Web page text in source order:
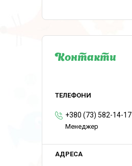
Контакти
+380 (73) 582-14-17
Менеджер